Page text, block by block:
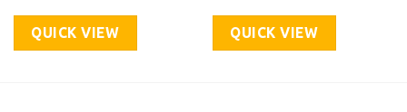
QUICK VIEW QUICK VIEW